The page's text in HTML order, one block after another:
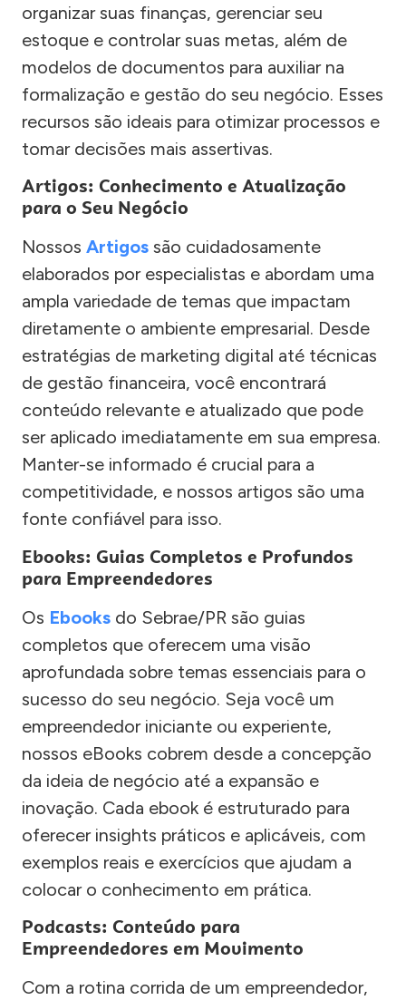
organizar suas finanças, gerenciar seu
estoque e controlar suas metas, além de
modelos de documentos para auxiliar na
formalização e gestão do seu negócio. Esses
recursos são ideais para otimizar processos e
tomar decisões mais assertivas.
Artigos: Conhecimento e Atualização
para o Seu Negócio
Nossos Artigos são cuidadosamente
elaborados por especialistas e abordam uma
ampla variedade de temas que impactam
diretamente o ambiente empresarial. Desde
estratégias de marketing digital até técnicas
de gestão financeira, você encontrará
conteúdo relevante e atualizado que pode
ser aplicado imediatamente em sua empresa.
Manter-se informado é crucial para a
competitividade, e nossos artigos são uma
fonte confiável para isso.
Ebooks: Guias Completos e Profundos
para Empreendedores
Os Ebooks do Sebrae/PR são guias
completos que oferecem uma visão
aprofundada sobre temas essenciais para o
sucesso do seu negócio. Seja você um
empreendedor iniciante ou experiente,
nossos eBooks cobrem desde a concepção
da ideia de negócio até a expansão e
inovação. Cada ebook é estruturado para
oferecer insights práticos e aplicáveis, com
exemplos reais e exercícios que ajudam a
colocar o conhecimento em prática.
Podcasts: Conteúdo para
Empreendedores em Movimento
Com a rotina corrida de um empreendedor,